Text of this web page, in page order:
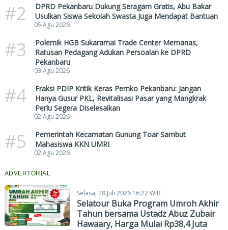
#2
DPRD Pekanbaru Dukung Seragam Gratis, Abu Bakar
Usulkan Siswa Sekolah Swasta Juga Mendapat Bantuan
05 Agu 2026
#3
Polemik HGB Sukaramai Trade Center Memanas,
Ratusan Pedagang Adukan Persoalan ke DPRD
Pekanbaru
03 Agu 2026
#4
Fraksi PDIP Kritik Keras Pemko Pekanbaru: Jangan
Hanya Gusur PKL, Revitalisasi Pasar yang Mangkrak
Perlu Segera Diselesaikan
02 Agu 2026
#5
Pemerintah Kecamatan Gunung Toar Sambut
Mahasiswa KKN UMRI
02 Agu 2026
ADVERTORIAL
Selasa, 28 Juli 2026 16:22 WIB
Selatour Buka Program Umroh Akhir
Tahun bersama Ustadz Abuz Zubair
Hawaary, Harga Mulai Rp38,4 Juta